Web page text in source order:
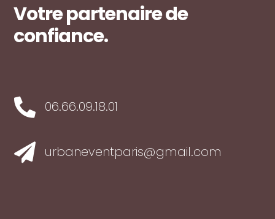
Votre partenaire de
confiance.
 06.66.09.18.01
 urbaneventparis@gmail.com